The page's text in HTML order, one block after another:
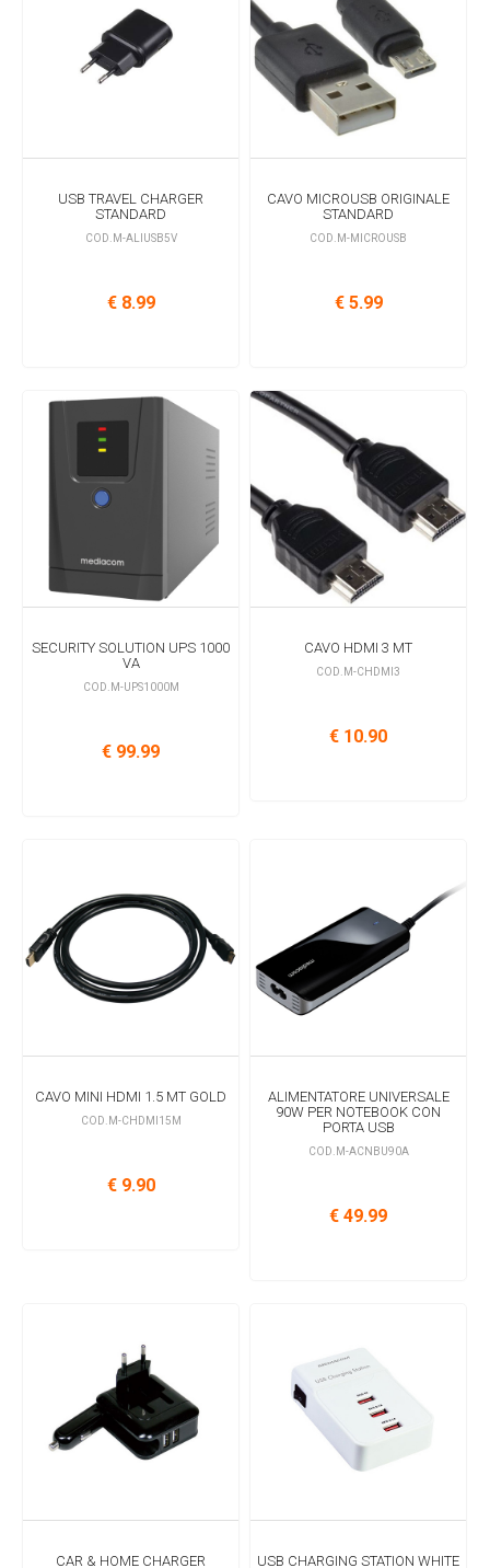
USB TRAVEL CHARGER
STANDARD
COD.M-ALIUSB5V
€ 8.99
CAVO MICROUSB ORIGINALE
STANDARD
COD.M-MICROUSB
€ 5.99
SECURITY SOLUTION UPS 1000
VA
COD.M-UPS1000M
€ 99.99
CAVO HDMI 3 MT
COD.M-CHDMI3
€ 10.90
CAVO MINI HDMI 1.5 MT GOLD
COD.M-CHDMI15M
€ 9.90
ALIMENTATORE UNIVERSALE
90W PER NOTEBOOK CON
PORTA USB
COD.M-ACNBU90A
€ 49.99
CAR & HOME CHARGER USB CHARGING STATION WHITE